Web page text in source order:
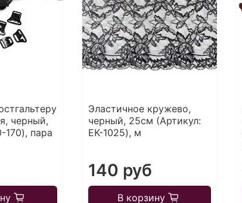
черный,
пара
Эластичное кружево,
черный, 25см (Артикул:
EK-1025), м
140 руб
В корзину